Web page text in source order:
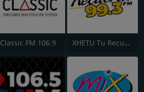
Classic FM 106.9 XHETU Tu Recuerdo FM 99.3